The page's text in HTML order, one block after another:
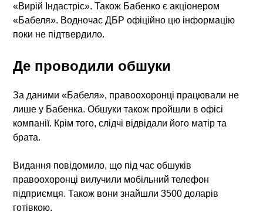
«Вирій Індастріс». Також Бабенко є акціонером
«Бабеля». Водночас ДБР офіційно цю інформацію
поки не підтвердило.
Де проводили обшуки
За даними «Бабеля», правоохоронці працювали не
лише у Бабенка. Обшуки також пройшли в офісі
компанії. Крім того, слідчі відвідали його матір та
брата.
Видання повідомило, що під час обшуків
правоохоронці вилучили мобільний телефон
підприємця. Також вони знайшли 3500 доларів
готівкою.